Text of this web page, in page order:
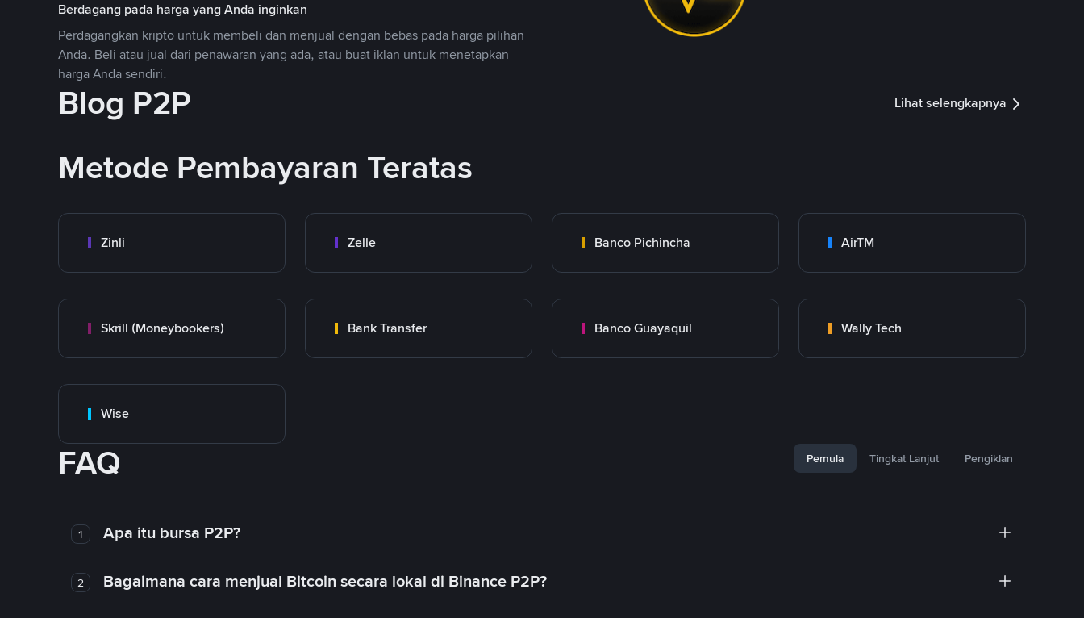
Berdagang pada harga yang Anda inginkan
Perdagangkan kripto untuk membeli dan menjual dengan bebas pada harga pilihan
Anda. Beli atau jual dari penawaran yang ada, atau buat iklan untuk menetapkan
harga Anda sendiri.
Blog P2P Lihat selengkapnya
Metode Pembayaran Teratas
Zinli Zelle Banco Pichincha AirTM
Skrill (Moneybookers) Bank Transfer Banco Guayaquil Wally Tech
Wise
FAQ Pemula Tingkat Lanjut Pengiklan
1 Apa itu bursa P2P?
2 Bagaimana cara menjual Bitcoin secara lokal di Binance P2P?